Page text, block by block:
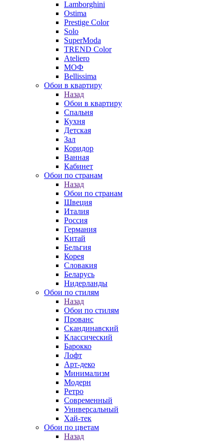
Lamborghini
Ostima
Prestige Color
Solo
SuperModa
TREND Color
Ateliero
МОФ
Bellissima
Обои в квартиру
Назад
Обои в квартиру
Спальня
Кухня
Детская
Зал
Коридор
Ванная
Кабинет
Обои по странам
Назад
Обои по странам
Швеция
Италия
Россия
Германия
Китай
Бельгия
Корея
Словакия
Беларусь
Нидерланды
Обои по стилям
Назад
Обои по стилям
Прованс
Скандинавский
Классический
Барокко
Лофт
Арт-деко
Минимализм
Модерн
Ретро
Современный
Универсальный
Хай-тек
Обои по цветам
Назад